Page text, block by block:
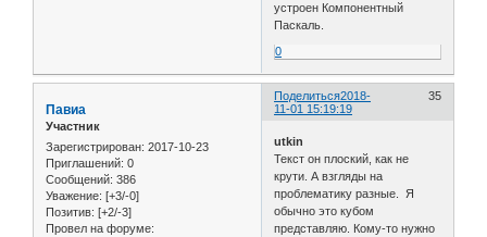
устроен Компонентный
Паскаль.
0
Поделиться 35
2018-
11-01 15:19:19
Павиа
Участник
Зарегистрирован: 2017-10-23
Приглашений: 0
Сообщений: 386
Уважение: [+3/-0]
Позитив: [+2/-3]
Провел на форуме:
utkin
Текст он плоский, как не
крути. А взгляды на
проблематику разные. Я
обычно это кубом
представляю. Кому-то нужно